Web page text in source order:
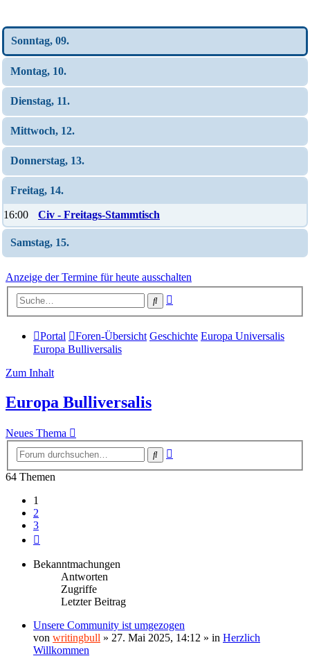
Sonntag, 09.
Montag, 10.
Dienstag, 11.
Mittwoch, 12.
Donnerstag, 13.
Freitag, 14.
16:00 Civ - Freitags-Stammtisch
Samstag, 15.
Anzeige der Termine für heute ausschalten
Suche
Portal Foren-Übersicht Geschichte Europa Universalis
Europa Bulliversalis
Zum Inhalt
Europa Bulliversalis
Neues Thema
Suche
64 Themen
1
2
3
Bekanntmachungen
Antworten
Zugriffe
Letzter Beitrag
Unsere Community ist umgezogen
von writingbull » 27. Mai 2025, 14:12 » in Herzlich
Willkommen